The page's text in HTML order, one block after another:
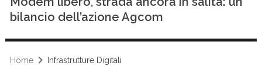
bilancio dell’azione Agcom
Home Infrastrutture Digitali